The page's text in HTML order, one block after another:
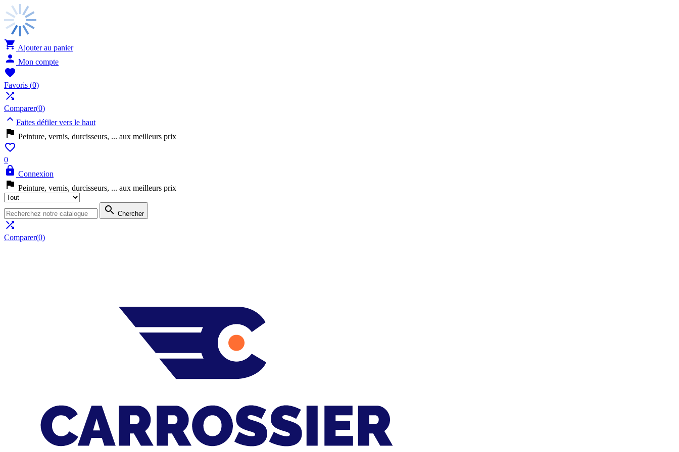
 Ajouter au panier
 Mon compte

Favoris (0)

Comparer(0)
 Faites défiler vers le haut
 Peinture, vernis, durcisseurs, ... aux meilleurs prix

0
 Connexion
 Peinture, vernis, durcisseurs, ... aux meilleurs prix
 Chercher

Comparer(0)